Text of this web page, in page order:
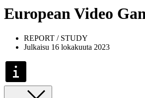
European Video
REPORT / STUDY
Julkaisu 16 lokakuuta 2023